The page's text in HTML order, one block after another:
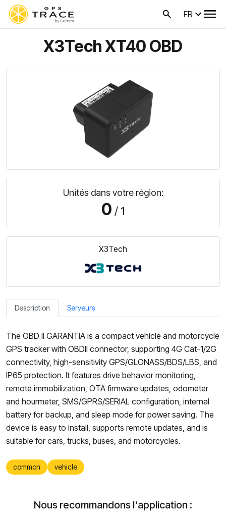
FR
X3Tech XT40 OBD
Unités dans votre région:
0 / 1
X3Tech
Description Serveurs
The OBD II GARANTIA is a compact vehicle and motorcycle
GPS tracker with OBDII connector, supporting 4G Cat-1/2G
connectivity, high-sensitivity GPS/GLONASS/BDS/LBS, and
IP65 protection. It features drive behavior monitoring,
remote immobilization, OTA firmware updates, odometer
and hourmeter, SMS/GPRS/SERIAL configuration, internal
battery for backup, and sleep mode for power saving. The
device is easy to install, supports remote updates, and is
suitable for cars, trucks, buses, and motorcycles.
common vehicle
Nous recommandons l'application :